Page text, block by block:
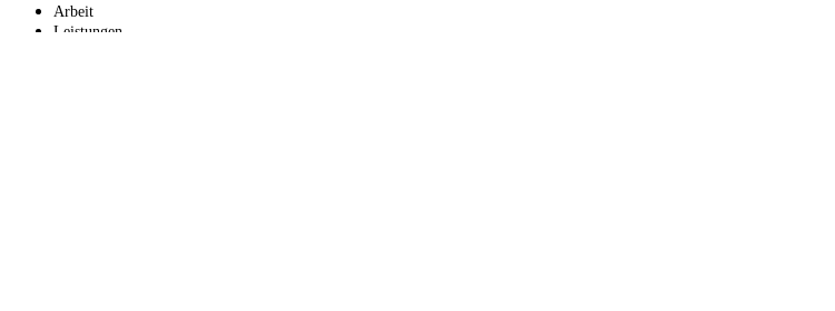
Arbeit
Leistungen